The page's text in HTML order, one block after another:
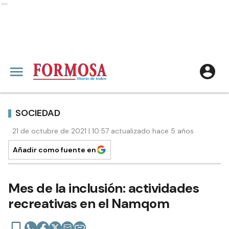
Ads
SOCIEDAD
21 de octubre de 2021 | 10:57 actualizado hace 5 años
Añadir como fuente en
Mes de la inclusión: actividades
recreativas en el Namqom